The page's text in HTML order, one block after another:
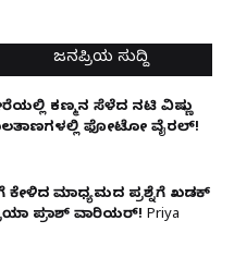
ಜನಪ್ರಿಯ ಸುದ್ದಿ
ಕಣ್ಮನ ಸೆಳೆದ ನಟಿ ವಿಷ್ಣು
ಫೋಟೋ ವೈರಲ್!
ಕೇಳಿದ ಮಾಧ್ಯಮದ ಪ್ರಶ್ನೆಗೆ ಖಡಕ್
ಪ್ರಕಾಶ್ ವಾರಿಯರ್! Priya